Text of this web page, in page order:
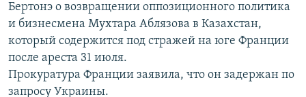
Бертонэ о возвращении оппозиционного политика
и бизнесмена Мухтара Аблязова в Казахстан,
который содержится под стражей на юге Франции
после ареста 31 июля.
Прокуратура Франции заявила, что он задержан по
запросу Украины.